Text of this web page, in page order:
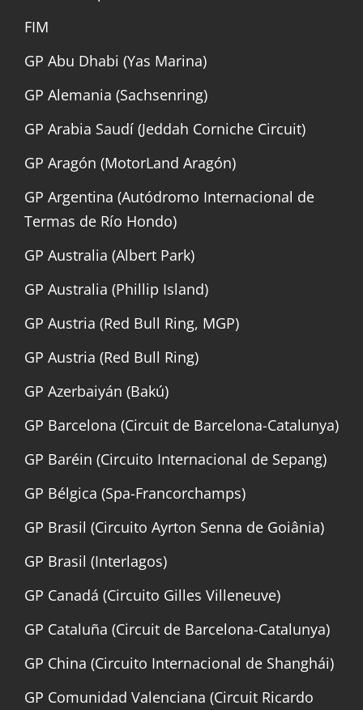
FIM
GP Abu Dhabi (Yas Marina)
GP Alemania (Sachsenring)
GP Arabia Saudí (Jeddah Corniche Circuit)
GP Aragón (MotorLand Aragón)
GP Argentina (Autódromo Internacional de
Termas de Río Hondo)
GP Australia (Albert Park)
GP Australia (Phillip Island)
GP Austria (Red Bull Ring, MGP)
GP Austria (Red Bull Ring)
GP Azerbaiyán (Bakú)
GP Barcelona (Circuit de Barcelona-Catalunya)
GP Baréin (Circuito Internacional de Sepang)
GP Bélgica (Spa-Francorchamps)
GP Brasil (Circuito Ayrton Senna de Goiânia)
GP Brasil (Interlagos)
GP Canadá (Circuito Gilles Villeneuve)
GP Cataluña (Circuit de Barcelona-Catalunya)
GP China (Circuito Internacional de Shanghái)
GP Comunidad Valenciana (Circuit Ricardo